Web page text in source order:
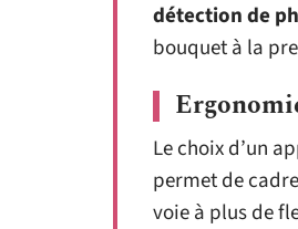
détection de
bouquet à la
Le choix d’un
permet de
voie à plus de